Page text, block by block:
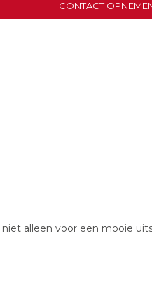
CONTACT
alleen voor een mooie